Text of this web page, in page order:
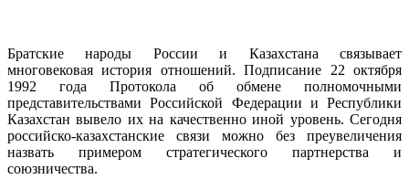
без
границ».
Статья
дел
Братские народы России и Казахстана связывает
многовековая история отношений. Подписание 22 октября
1992 года Протокола об обмене полномочными
представительствами Российской Федерации и Республики
Казахстан вывело их на качественно иной уровень. Сегодня
российско-казахстанские связи можно без преувеличения
назвать примером стратегического партнерства и
союзничества.